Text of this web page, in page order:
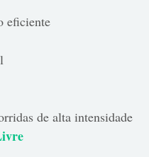
eficiente
de alta intensidade